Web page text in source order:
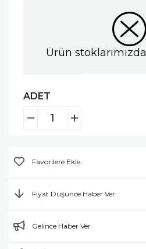
Ürün
ADET
Favorilere Ekle
Fiyat Düşünce Haber Ver
Gelince Haber Ver